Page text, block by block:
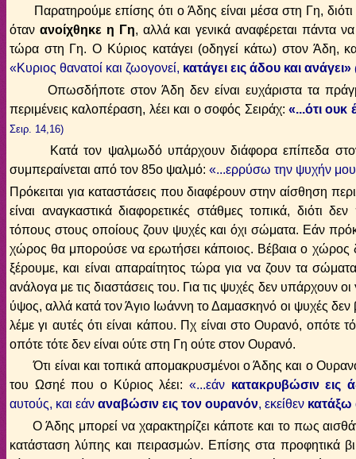
Παρατηρούμε επίσης ότι ο Άδης είναι μέσα στη Γη,
όταν ανοίχθηκε η Γη, αλλά και γενικά αναφέρεται πάντα
τώρα στη Γη. Ο Κύριος κατάγει (οδηγεί κάτω) στον Άδη,
«Κυριος θανατοί και ζωογονεί, κατάγει εις άδου και ανάγει»
Οπωσδήποτε στον Άδη δεν είναι ευχάριστα τα
περιμένεις καλοπέραση, λέει και ο σοφός Σειράχ: «...ότι ουκ
Σειρ. 14,16)
Κατά τον ψαλμωδό υπάρχουν διάφορα επίπεδα
συμπεραίνεται από τον 85ο ψαλμό: «...ερρύσω την ψυχήν μου
Πρόκειται για καταστάσεις που διαφέρουν στην αίσθηση
είναι αναγκαστικά διαφορετικές στάθμες τοπικά, διότι
τόπους στους οποίους ζουν ψυχές και όχι σώματα. Εάν
χώρος θα μπορούσε να ερωτήσει κάποιος. Βέβαια ο χώρος
ξέρουμε, και είναι απαραίτητος τώρα για να ζουν τα
ανάλογα με τις διαστάσεις του. Για τις ψυχές δεν υπάρχουν
ύψος, αλλά κατά τον Άγιο Ιωάννη το Δαμασκηνό οι ψυχές
λέμε γι αυτές ότι είναι κάπου. Πχ είναι στο Ουρανό, οπότε
οπότε τότε δεν είναι ούτε στη Γη ούτε στον Ουρανό.
Ότι είναι και τοπικά απομακρυσμένοι ο Άδης και ο
του Ωσηέ που ο Κύριος λέει: «...εάν κατακρυβώσιν εις
αυτούς, και εάν αναβώσιν εις τον ουρανόν, εκείθεν κατάξω
Ο Άδης μπορεί να χαρακτηρίζει κάποτε και το πως
κατάσταση λύπης και πειρασμών. Επίσης στα προφητικά